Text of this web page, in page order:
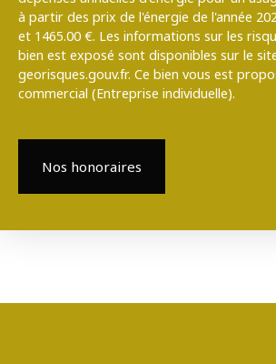
à partir des prix de l'énergie de l'année
et 1465.00 €. Les informations sur les
bien est exposé sont disponibles sur le
georisques.gouv.fr. Ce bien vous est
commercial (Entreprise individuelle).
Nos honoraires